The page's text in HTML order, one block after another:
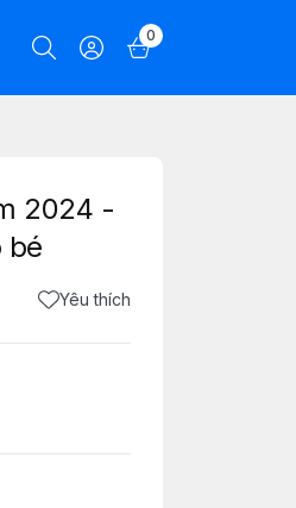
0
2024 -
bé
Yêu thích